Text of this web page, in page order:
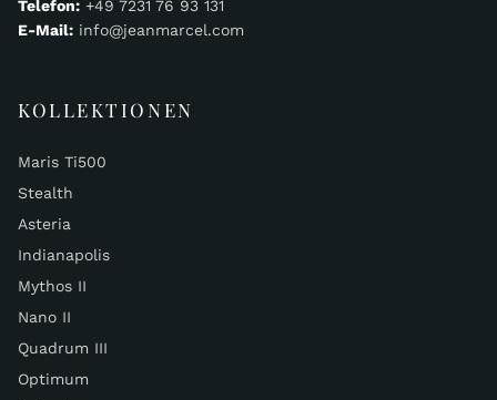
Telefon: +49 7231 76 93 131
E-Mail: info@jeanmarcel.com
KOLLEKTIONEN
Maris Ti500
Stealth
Asteria
Indianapolis
Mythos II
Nano II
Quadrum III
Optimum